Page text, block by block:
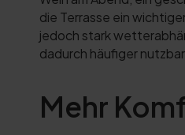
die Terrasse ein
jedoch stark
dadurch häufiger
Mehr